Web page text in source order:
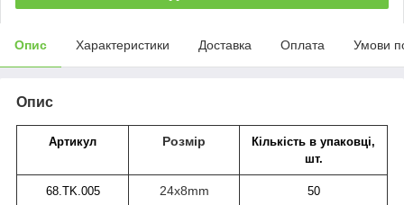
Опис Характеристики Доставка Оплата Умови
Опис
Артикул Розмір
Кількість в упаковці,
шт.
68.TK.005 24x8mm 50